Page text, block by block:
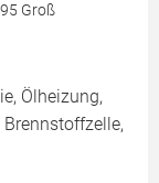
Groß
Ölheizung,
Brennstoffzelle,